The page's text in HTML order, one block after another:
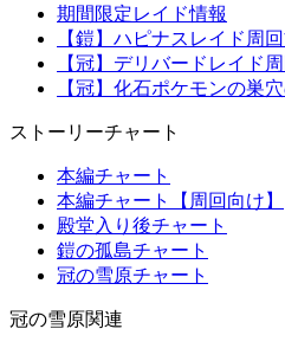
期間限定レイド情報
【鎧】ハピナスレイド周
【冠】デリバードレイド
【冠】化石ポケモンの巣
ストーリーチャート
本編チャート
本編チャート【周回向け】
殿堂入り後チャート
鎧の孤島チャート
冠の雪原チャート
冠の雪原関連